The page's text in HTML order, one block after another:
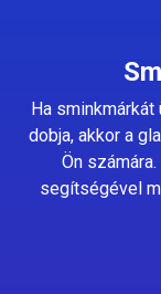
Ha
dobja, akkor a
Ön
segítségével